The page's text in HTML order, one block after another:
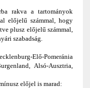
rakva a tartományok
előjelű számmal, hogy
plusz előjelű számmal,
szabadság.
Elő-Pomeránia
Alsó-Ausztria,
előjel is marad: